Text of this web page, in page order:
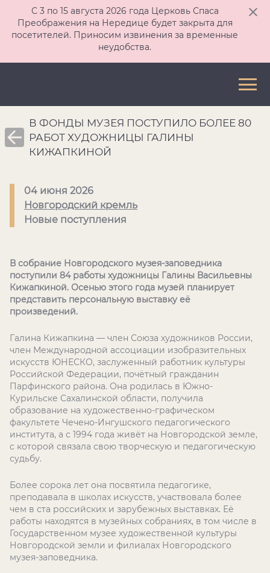
С 3 по 15 августа 2026 года Церковь Спаса
Преображения на Нередице будет закрыта для
посетителей. Приносим извинения за временные
неудобства.
В ФОНДЫ МУЗЕЯ ПОСТУПИЛО БОЛЕЕ 80
РАБОТ ХУДОЖНИЦЫ ГАЛИНЫ
КИЖАПКИНОЙ
04 июня 2026
Новгородский кремль
Новые поступления
В собрание Новгородского музея-заповедника
поступили 84 работы художницы Галины Васильевны
Кижапкиной. Осенью этого года музей планирует
представить персональную выставку её
произведений.
Галина Кижапкина — член Союза художников России,
член Международной ассоциации изобразительных
искусств ЮНЕСКО, заслуженный работник культуры
Российской Федерации, почётный гражданин
Парфинского района. Она родилась в Южно-
Курильске Сахалинской области, получила
образование на художественно-графическом
факультете Чечено-Ингушского педагогического
института, а с 1994 года живёт на Новгородской земле,
с которой связала свою творческую и педагогическую
судьбу.
Более сорока лет она посвятила педагогике,
преподавала в школах искусств, участвовала более
чем в ста российских и зарубежных выставках. Её
работы находятся в музейных собраниях, в том числе в
Государственном музее художественной культуры
Новгородской земли и филиалах Новгородского
музея-заповедника.